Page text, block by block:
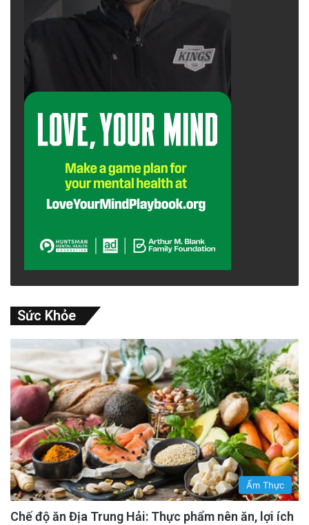
Sức Khỏe
Ẩm Thực
Chế độ ăn Địa Trung Hải: Thực phẩm nên ăn, lợi ích